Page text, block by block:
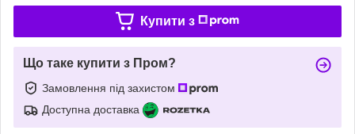
Купити з
Що таке купити з Пром?
Замовлення під захистом
Доступна доставка